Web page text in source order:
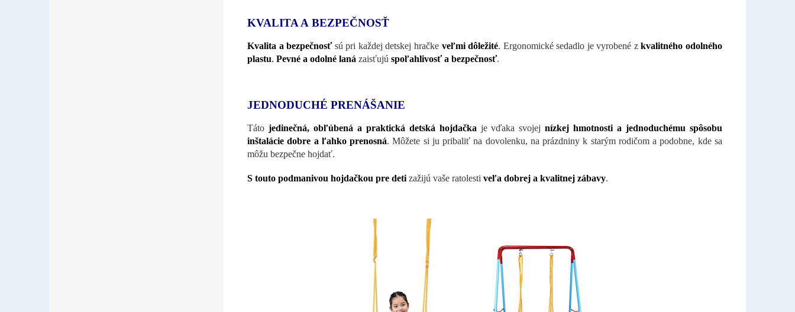
KVALITA A BEZPEČNOSŤ
Kvalita a bezpečnosťsú pri každej detskej hračke veľmi dôležité. Ergonomické sedadlo je vyrobené zkvalitného odolného
plastu. Pevné a odolné laná zaisťujú spoľahlivosť a bezpečnosť.
JEDNODUCHÉ PRENÁŠANIE
Táto jedinečná, obľúbená a praktická detská hojdačka je vďaka svojejnízkej hmotnosti a jednoduchému spôsobu
inštalácie dobre a ľahko prenosná. Môžete si ju pribaliť na dovolenku, na prázdniny k starým rodičom a podobne, kde sa
môžu bezpečne hojdať.
S touto podmanivou hojdačkou pre deti zažijú vaše ratolesti veľa dobrej a kvalitnej zábavy.